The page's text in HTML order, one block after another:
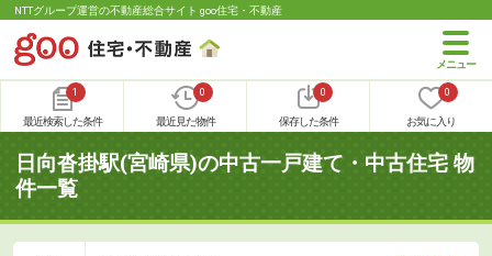
NTTグループ運営の不動産総合サイト goo住宅・不動産
1
最近検索した条件
0
最近見た物件
0
保存した条件
0
お気に入り
日向沓掛駅(宮崎県)の中古一戸建て・中古住宅 物
件一覧